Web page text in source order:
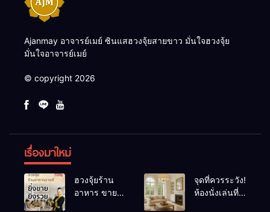
Ajanmay อาจารย์เมย์ ซินแสฮวงจุ้ยสายขาว มั่นใจฮวงจุ้ย
มั่นใจอาจารย์เมย์
© copyright 2026
เรื่องมาใหม่
ฮวงจุ้ยร้าน
อาหาร ขายดี
จุดที่ควรระวัง!
ห้องนั่งเล่นที่